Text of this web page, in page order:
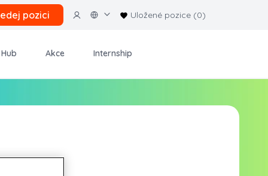
pozici Uložené pozice (0)
Akce Internship